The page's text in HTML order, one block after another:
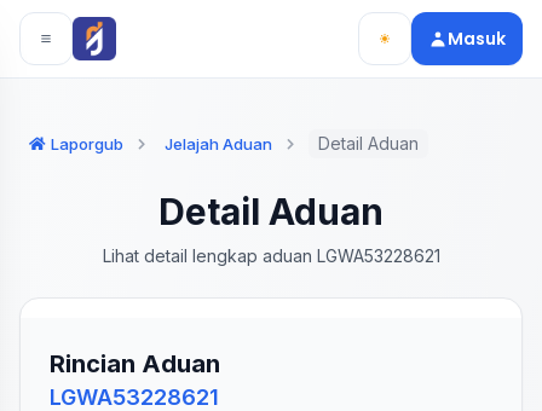
Langsung ke konten utama
Langsung ke navigasi
Masuk
Laporgub Jelajah Aduan Detail Aduan
Detail Aduan
Lihat detail lengkap aduan LGWA53228621
Rincian Aduan
LGWA53228621